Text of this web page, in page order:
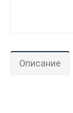
Описание